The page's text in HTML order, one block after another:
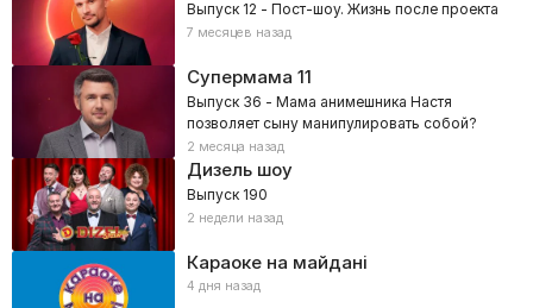
Выпуск 12 - Пост-шоу. Жизнь после проекта
7 месяцев назад
Супермама 11
Выпуск 36 - Мама анимешника Настя
позволяет сыну манипулировать собой?
2 месяца назад
Дизель шоу
Выпуск 190
2 недели назад
Караоке на майдані
4 дня назад